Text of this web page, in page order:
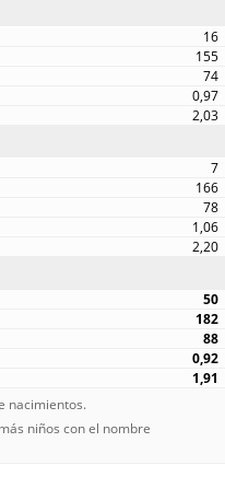
16
155
74
0,97
2,03
7
166
78
1,06
2,20
50
182
88
0,92
1,91
nacimientos.
niños con el nombre